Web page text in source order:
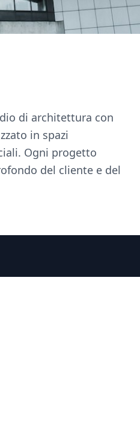
di architettura con
in spazi
Ogni progetto
del cliente e del